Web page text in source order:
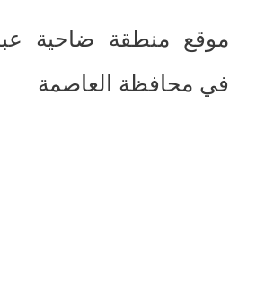
موقع منطقة ضاحية
في محافظة العاصمة